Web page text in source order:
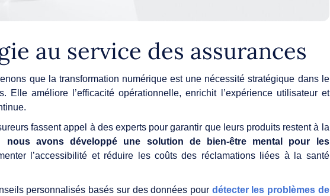
au service des assurances
que la transformation numérique est une nécessité stratégique dans le
Elle améliore l’efficacité opérationnelle, enrichit l’expérience utilisateur et
fassent appel à des experts pour garantir que leurs produits restent à la
nous avons développé une solution de bien-être mental pour les
l’accessibilité et réduire les coûts des réclamations liées à la santé
personnalisés basés sur des données pour détecter les problèmes de